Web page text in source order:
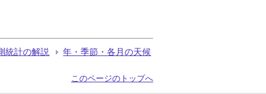
統計の解説 年・季節・各月の天候
このページのトップへ